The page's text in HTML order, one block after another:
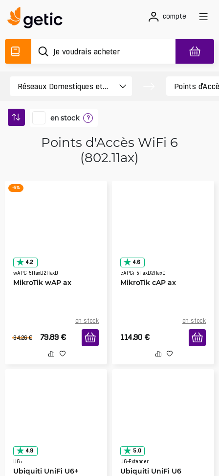
compte
en stock ?
Points d'Accès WiFi 6
(802.11ax)
-5 %
4.2
wAPG-5HaxD2HaxD
MikroTik wAP ax
en stock
84.26 € 79.89 €
4.6
cAPGi-5HaxD2HaxD
MikroTik cAP ax
en stock
114.90 €
4.9
U6+
Ubiquiti UniFi U6+
5.0
U6-Extender
Ubiquiti UniFi U6